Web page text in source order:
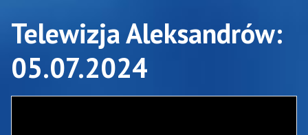
Telewizja Aleksandrów:
05.07.2024